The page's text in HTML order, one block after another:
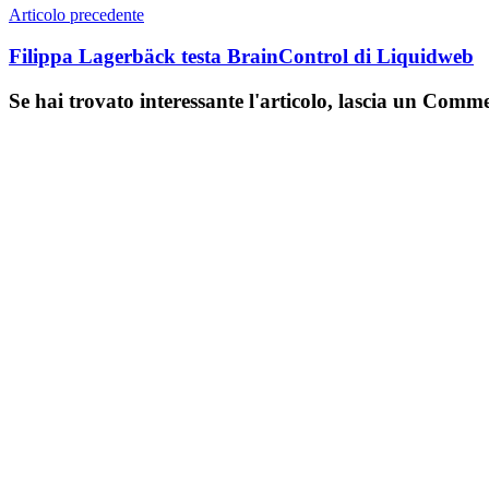
Articolo precedente
Filippa Lagerbäck testa BrainControl di Liquidweb
Se hai trovato interessante l'articolo, lascia un